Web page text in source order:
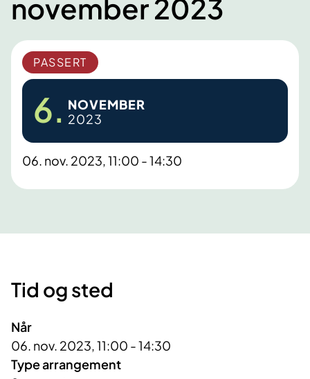
november 2023
PASSERT
6. NOVEMBER
2023
06. nov. 2023, 11:00 - 14:30
Tid og sted
Når
06. nov. 2023, 11:00 - 14:30
Type arrangement